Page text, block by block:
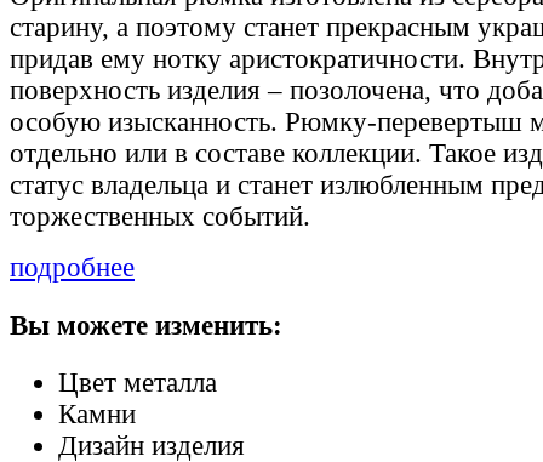
старину, а поэтому станет прекрасным
придав ему нотку аристократичности.
поверхность изделия – позолочена, что
особую изысканность. Рюмку-перевертыш
отдельно или в составе коллекции. Такое
статус владельца и станет излюбленным
торжественных событий.
подробнее
Вы можете изменить:
Цвет металла
Камни
Дизайн изделия